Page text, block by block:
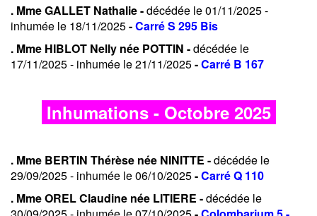
. Mme GALLET Nathalie -décédée le 01/11/2025 -
inhumée le 18/11/2025-Carré S 295 Bis
. Mme HIBLOT Nelly née POTTIN -décédée le
17/11/2025 - inhumée le 21/11/2025-Carré B 167
Inhumations - Octobre 2025
. Mme BERTIN Thérèse née NINITTE -décédée le
29/09/2025 - inhumée le 06/10/2025-Carré Q 110
. Mme OREL Claudine née LITIERE -décédée le